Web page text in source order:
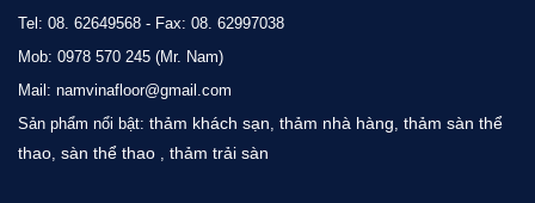
Tel: 08. 62649568 - Fax: 08. 62997038
Mob: 0978 570 245 (Mr. Nam)
Mail: namvinafloor@gmail.com
Sản phẩm nổi bật: thảm khách sạn thảm nhà hàng thảm sàn thể
thao sàn thể thao thảm trải sàn